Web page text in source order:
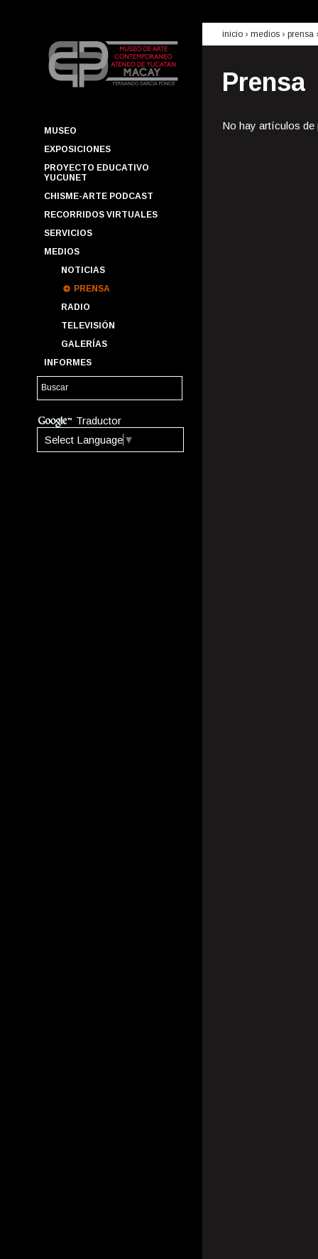
MUSEO
EXPOSICIONES
PROYECTO EDUCATIVO
YUCUNET
CHISME-ARTE PODCAST
RECORRIDOS VIRTUALES
SERVICIOS
MEDIOS
NOTICIAS
PRENSA
RADIO
TELEVISIÓN
GALERÍAS
INFORMES
Traductor
Select Language ▼
inicio › medios › prensa
Prensa
No hay artículos de